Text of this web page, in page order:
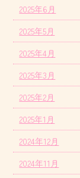
2025年6月
2025年5月
2025年4月
2025年3月
2025年2月
2025年1月
2024年12月
2024年11月